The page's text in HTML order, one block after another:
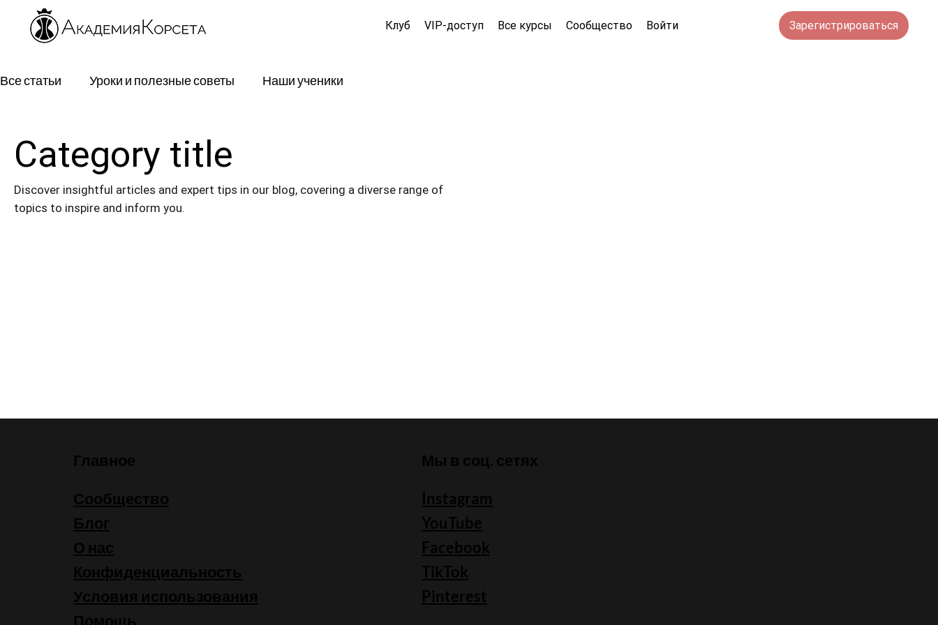
Клуб VIP-доступ Все курсы Сообщество Войти Зарегистрироваться
Все статьи Уроки и полезные советы Наши ученики
Category title
Discover insightful articles and expert tips in our blog, covering a diverse range of
topics to inspire and inform you.
Главное
Сообщество
Блог
О нас
Конфиденциальность
Условия использования
Помощь
Мы в соц. сетях
Instagram
YouTube
Facebook
TikTok
Pinterest